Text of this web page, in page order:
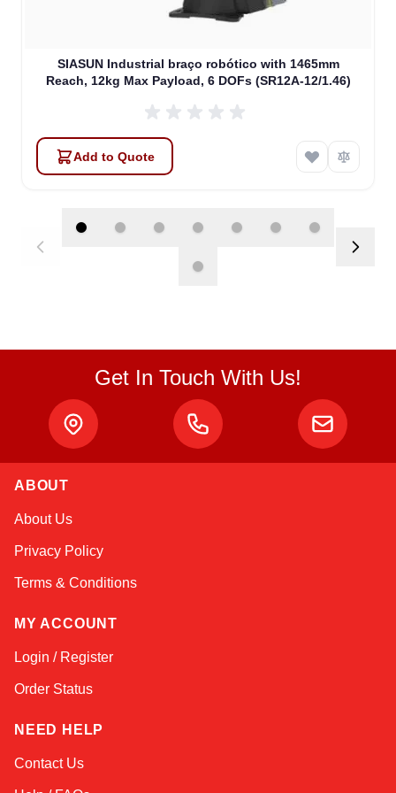
SIASUN Industrial braço robótico with 1465mm
Reach, 12kg Max Payload, 6 DOFs (SR12A-12/1.46)
Add to Quote
Get In Touch With Us!
ABOUT
About Us
Privacy Policy
Terms & Conditions
MY ACCOUNT
Login / Register
Order Status
NEED HELP
Contact Us